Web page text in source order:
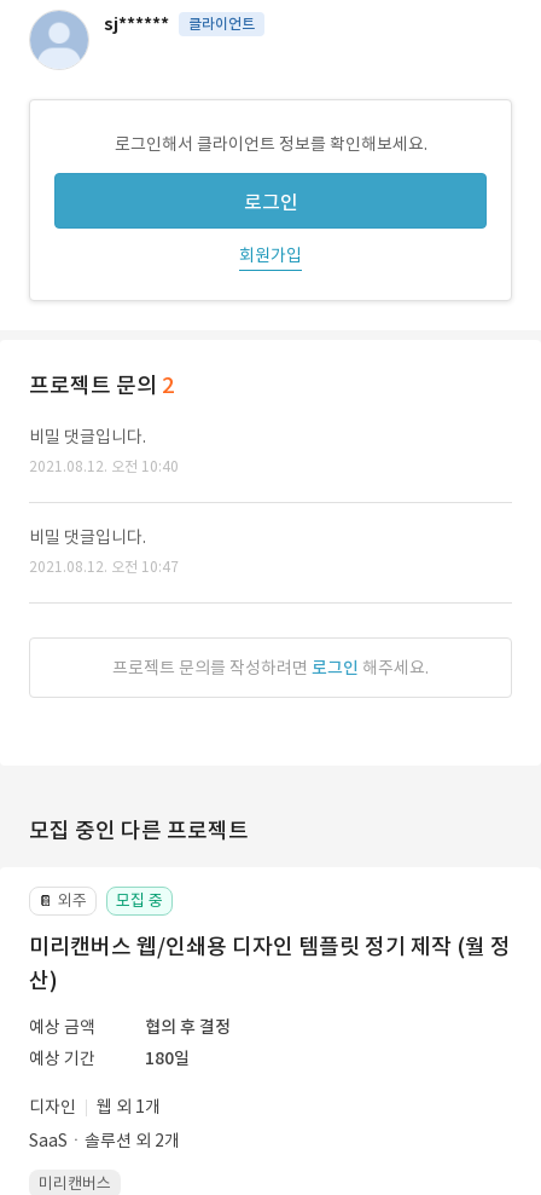
sj****** 클라이언트
로그인해서 클라이언트 정보를 확인해보세요.
로그인
회원가입
프로젝트 문의 2
비밀 댓글입니다.
2021.08.12. 오전 10:40
비밀 댓글입니다.
2021.08.12. 오전 10:47
프로젝트 문의를 작성하려면 로그인 해주세요.
모집 중인 다른 프로젝트
📔 외주 모집 중
미리캔버스 웹/인쇄용 디자인 템플릿 정기 제작 (월 정
산)
예상 금액
협의 후 결정
예상 기간
180일
디자인
웹 외 1개
SaaSㆍ솔루션 외 2개
미리캔버스